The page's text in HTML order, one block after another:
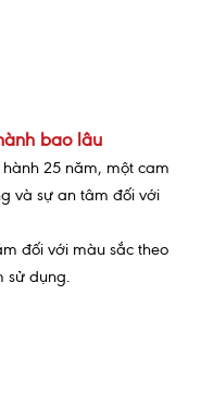
bao lâu
25 năm, một cam
và sự an tâm đối với
đối với màu sắc theo
sử dụng.